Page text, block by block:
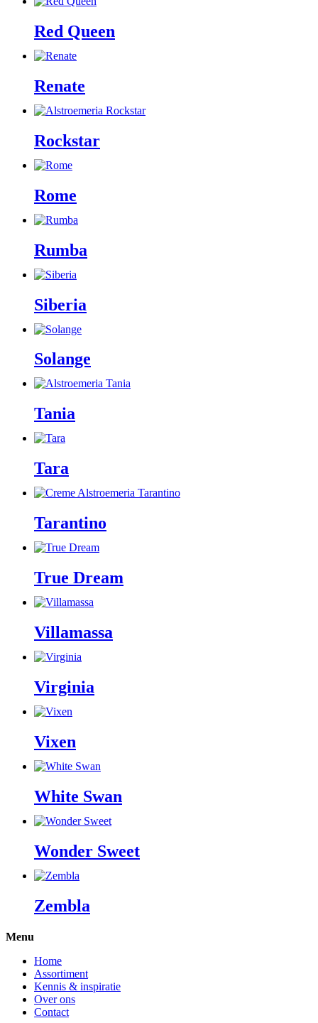
Red Queen
Renate
Rockstar
Rome
Rumba
Siberia
Solange
Tania
Tara
Tarantino
True Dream
Villamassa
Virginia
Vixen
White Swan
Wonder Sweet
Zembla
Menu
Home
Assortiment
Kennis & inspiratie
Over ons
Contact